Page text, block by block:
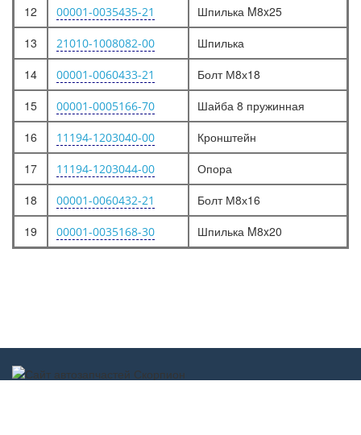
12
00001-0035435-21
Шпилька M8x25
13
21010-1008082-00
Шпилька
14
00001-0060433-21
Болт М8х18
15
00001-0005166-70
Шайба 8 пружинная
16
11194-1203040-00
Кронштейн
17
11194-1203044-00
Опора
18
00001-0060432-21
Болт М8х16
19
00001-0035168-30 Шпилька M8x20